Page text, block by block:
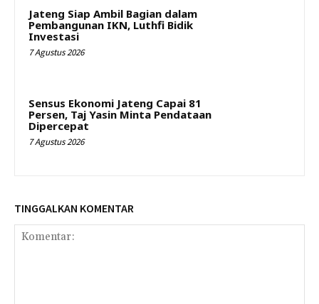
Jateng Siap Ambil Bagian dalam
Pembangunan IKN, Luthfi Bidik
Investasi
7 Agustus 2026
Sensus Ekonomi Jateng Capai 81
Persen, Taj Yasin Minta Pendataan
Dipercepat
7 Agustus 2026
TINGGALKAN KOMENTAR